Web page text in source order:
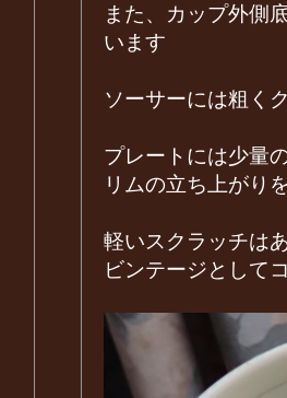
また、カップ外側
います
ソーサーには粗く
プレートには少量
リムの立ち上がり
軽いスクラッチは
ビンテージとして